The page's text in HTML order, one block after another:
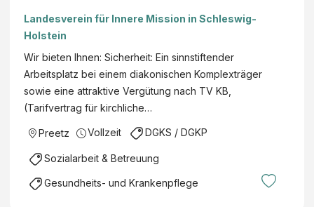
Landesverein für Innere Mission in Schleswig-
Holstein
Wir bieten Ihnen: Sicherheit: Ein sinnstiftender
Arbeitsplatz bei einem diakonischen Komplexträger
sowie eine attraktive Vergütung nach TV KB,
(Tarifvertrag für kirchliche…
Preetz Vollzeit DGKS / DGKP
Sozialarbeit & Betreuung
Gesundheits- und Krankenpflege